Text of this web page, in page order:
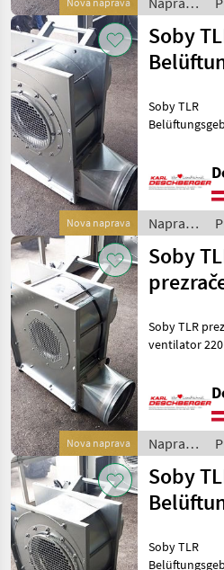
Kmetijska tehnika
5
MARKETPLACE
Marketplace
Ponudbe
trgovcev oglasi
za
pretovor
/ Soby
Nova naprava
Soby
Soby TLR
Handgriff, Ausblasstutzen
Dm 300 mm, Ausführung
verzinkt mit
Naprave
za
pretovor
/ Soby
Nova naprava
Soby
Soby TLR
ventilator 220
šoba Dm 300 mm,
pocinkano z
stikalom
Naprave
za
pretovor
/ Soby
Soby
Soby TLR